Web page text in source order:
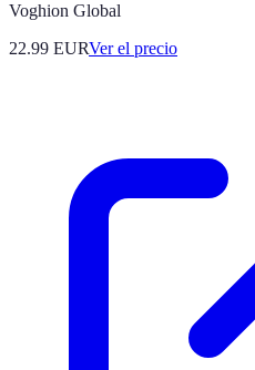
Voghion Global
22.99 EURVer el precio